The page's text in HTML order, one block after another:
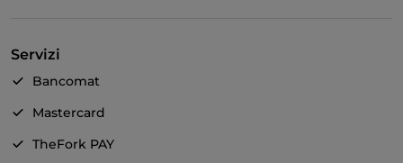
Servizi
Bancomat
Mastercard
TheFork PAY